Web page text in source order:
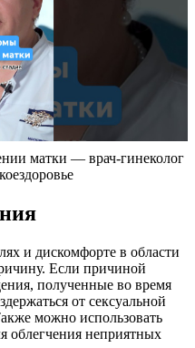
матки — врач-гинеколог
и дискомфорте в области
Если причиной
полученные во время
от сексуальной
можно использовать
облегчения неприятных